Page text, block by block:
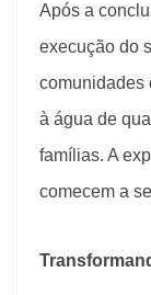
Após a
execução do
comunidades
à água de
famílias. A
comecem a